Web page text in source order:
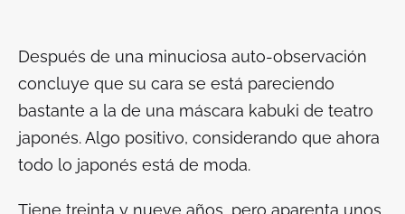
Después de una minuciosa auto-observación
concluye que su cara se está pareciendo
bastante a la de una máscara kabuki de teatro
japonés. Algo positivo, considerando que ahora
todo lo japonés está de moda.
Tiene treinta y nueve años, pero aparenta unos